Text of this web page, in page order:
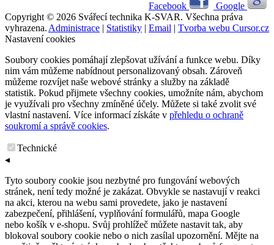
Facebook
Google
Copyright © 2026 Svářecí technika K-SVAR. Všechna práva
vyhrazena. Administrace | Statistiky | Email | Tvorba webu Cursor.cz
Nastavení cookies
Soubory cookies pomáhají zlepšovat užívání a funkce webu. Díky
nim vám můžeme nabídnout personalizovaný obsah. Zároveň
můžeme rozvíjet naše webové stránky a služby na základě
statistik. Pokud přijmete všechny cookies, umožníte nám, abychom
je využívali pro všechny zmíněné účely. Můžete si také zvolit své
vlastní nastavení. Více informací získáte v přehledu o ochraně
soukromí a správě cookies.
Technické
◂
Tyto soubory cookie jsou nezbytné pro fungování webových
stránek, není tedy možné je zakázat. Obvykle se nastavují v reakci
na akci, kterou na webu sami provedete, jako je nastavení
zabezpečení, přihlášení, vyplňování formulářů, mapa Google
nebo košík v e-shopu. Svůj prohlížeč můžete nastavit tak, aby
blokoval soubory cookie nebo o nich zasílal upozornění. Mějte na